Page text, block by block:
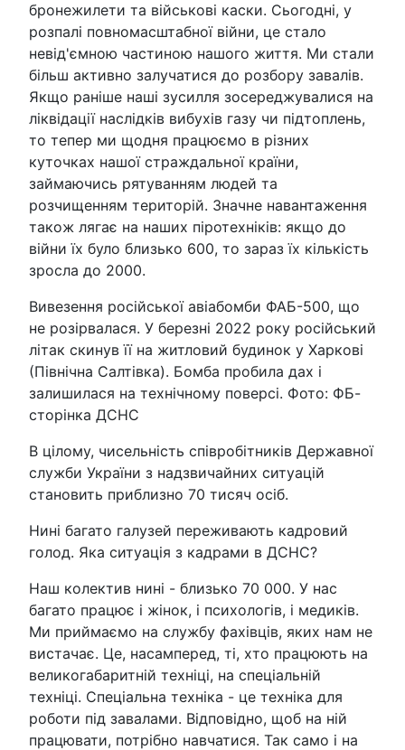
бронежилети та військові каски. Сьогодні, у
розпалі повномасштабної війни, це стало
невід'ємною частиною нашого життя. Ми стали
більш активно залучатися до розбору завалів.
Якщо раніше наші зусилля зосереджувалися на
ліквідації наслідків вибухів газу чи підтоплень,
то тепер ми щодня працюємо в різних
куточках нашої страждальної країни,
займаючись рятуванням людей та
розчищенням територій. Значне навантаження
також лягає на наших піротехніків: якщо до
війни їх було близько 600, то зараз їх кількість
зросла до 2000.
Вивезення російської авіабомби ФАБ-500, що
не розірвалася. У березні 2022 року російський
літак скинув її на житловий будинок у Харкові
(Північна Салтівка). Бомба пробила дах і
залишилася на технічному поверсі. Фото: ФБ-
сторінка ДСНС
В цілому, чисельність співробітників Державної
служби України з надзвичайних ситуацій
становить приблизно 70 тисяч осіб.
Нині багато галузей переживають кадровий
голод. Яка ситуація з кадрами в ДСНС?
Наш колектив нині - близько 70 000. У нас
багато працює і жінок, і психологів, і медиків.
Ми приймаємо на службу фахівців, яких нам не
вистачає. Це, насамперед, ті, хто працюють на
великогабаритній техніці, на спеціальній
техніці. Спеціальна техніка - це техніка для
роботи під завалами. Відповідно, щоб на ній
працювати, потрібно навчатися. Так само і на